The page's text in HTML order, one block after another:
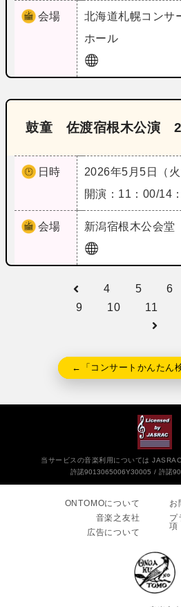
会場 北海道札幌コンサ
ホール
鼓童 佐渡宿根木公演
日時
2026年5月5日（火
開演：11：00/14
会場 新潟宿根木公会堂
4 5 6
9
10 11
←「コンサートかんたん
当サービスの音楽利用については
許諾9013065006Y30005
許諾
ONTOMOについて
音楽之友社
広告について
お
プ
項